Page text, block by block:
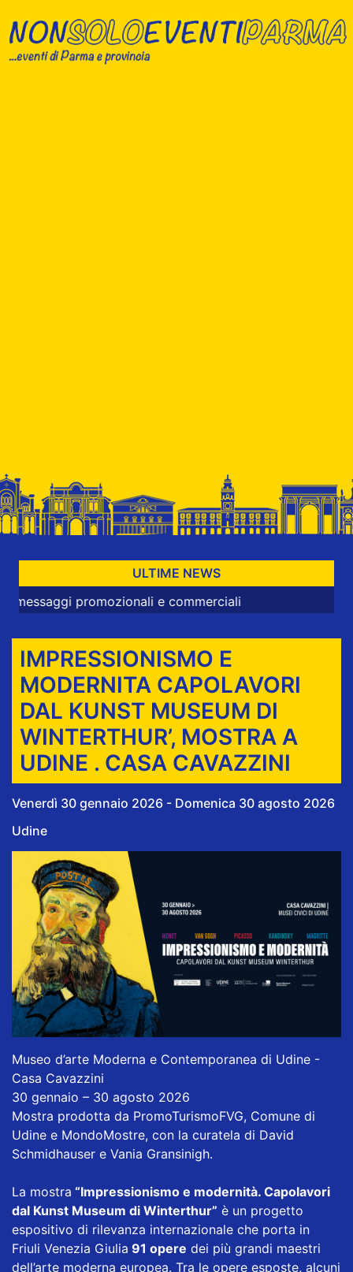
ULTIME NEWS
promozionali e commerciali
IMPRESSIONISMO E
MODERNITA CAPOLAVORI
DAL KUNST MUSEUM DI
WINTERTHUR’, MOSTRA A
UDINE . CASA CAVAZZINI
Venerdì 30 gennaio 2026 - Domenica 30 agosto 2026
Udine
Museo d’arte Moderna e Contemporanea di Udine -
Casa Cavazzini
30 gennaio – 30 agosto 2026
Mostra prodotta da PromoTurismoFVG, Comune di
Udine e MondoMostre, con la curatela di David
Schmidhauser e Vania Gransinigh.
La mostra “Impressionismo e modernità. Capolavori
dal Kunst Museum di Winterthur” è un progetto
espositivo di rilevanza internazionale che porta in
Friuli Venezia Giulia 91 opere dei più grandi maestri
dell’arte moderna europea. Tra le opere esposte, alcuni